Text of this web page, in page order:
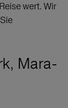
wert. Wir
Mara-